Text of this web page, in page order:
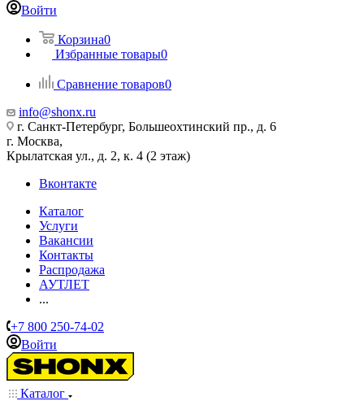
Войти
Корзина0
Избранные товары0
Сравнение товаров0
info@shonx.ru
г. Санкт-Петербург, Большеохтинский пр., д. 6
г. Москва,
Крылатская ул., д. 2, к. 4 (2 этаж)
Вконтакте
Каталог
Услуги
Вакансии
Контакты
Распродажа
АУТЛЕТ
...
+7 800 250-74-02
Войти
Каталог